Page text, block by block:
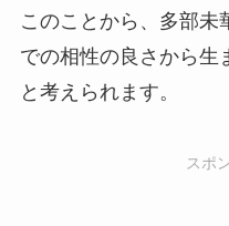
このことから、多部未
での相性の良さから生
と考えられます。
スポ